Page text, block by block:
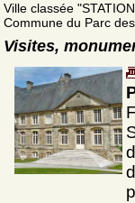
Ville classée
Commune du Parc
Visites,